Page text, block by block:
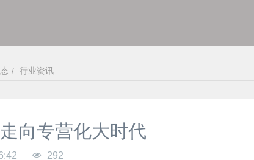
行业资讯
向专营化大时代
292